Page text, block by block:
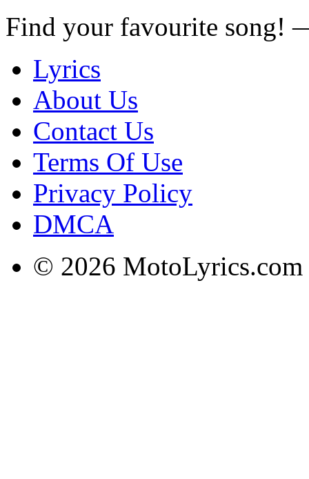
Find your favourite song!
Lyrics
About Us
Contact Us
Terms Of Use
Privacy Policy
DMCA
© 2026 MotoLyrics.com